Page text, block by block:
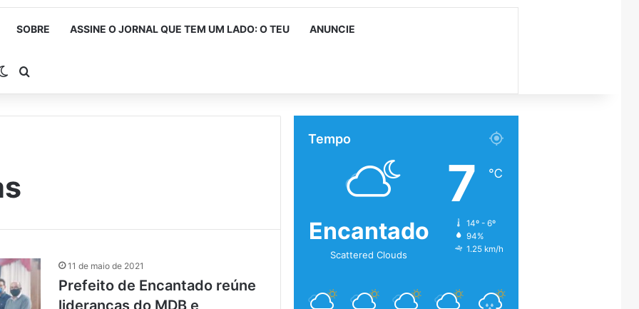
SOBRE ASSINE O JORNAL QUE TEM UM LADO: O TEU ANUNCIE
Lateral
Switch skin
11 de maio de 2021
Prefeito de Encantado reúne
lideranças do MDB e
Tempo
Encantado
Scattered Clouds
7 ℃
14º - 6º
94%
1.25 km/h